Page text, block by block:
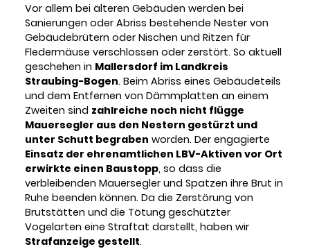
Vor allem bei älteren Gebäuden werden bei
Sanierungen oder Abriss bestehende Nester von
Gebäudebrütern oder Nischen und Ritzen für
Fledermäuse verschlossen oder zerstört. So aktuell
geschehen in Mallersdorf im Landkreis
Straubing-Bogen. Beim Abriss eines Gebäudeteils
und dem Entfernen von Dämmplatten an einem
Zweiten sind zahlreiche noch nicht flügge
Mauersegler aus den Nestern gestürzt und
unter Schutt begraben worden. Der engagierte
Einsatz der ehrenamtlichen LBV-Aktiven vor Ort
erwirkte einen Baustopp, so dass die
verbleibenden Mauersegler und Spatzen ihre Brut in
Ruhe beenden können. Da die Zerstörung von
Brutstätten und die Tötung geschützter
Vogelarten eine Straftat darstellt, haben wir
Strafanzeige gestellt.